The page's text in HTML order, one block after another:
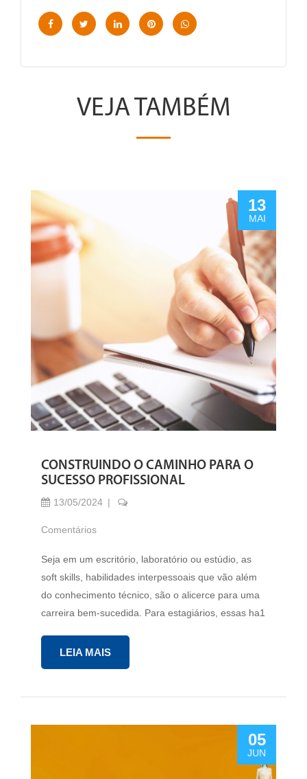
VEJA TAMBÉM
13
MAI
CONSTRUINDO O CAMINHO PARA O
SUCESSO PROFISSIONAL
13/05/2024
Comentários
Seja em um escritório, laboratório ou estúdio, as
soft skills, habilidades interpessoais que vão além
do conhecimento técnico, são o alicerce para uma
carreira bem-sucedida. Para estagiários, essas ha1
LEIA MAIS
05
JUN